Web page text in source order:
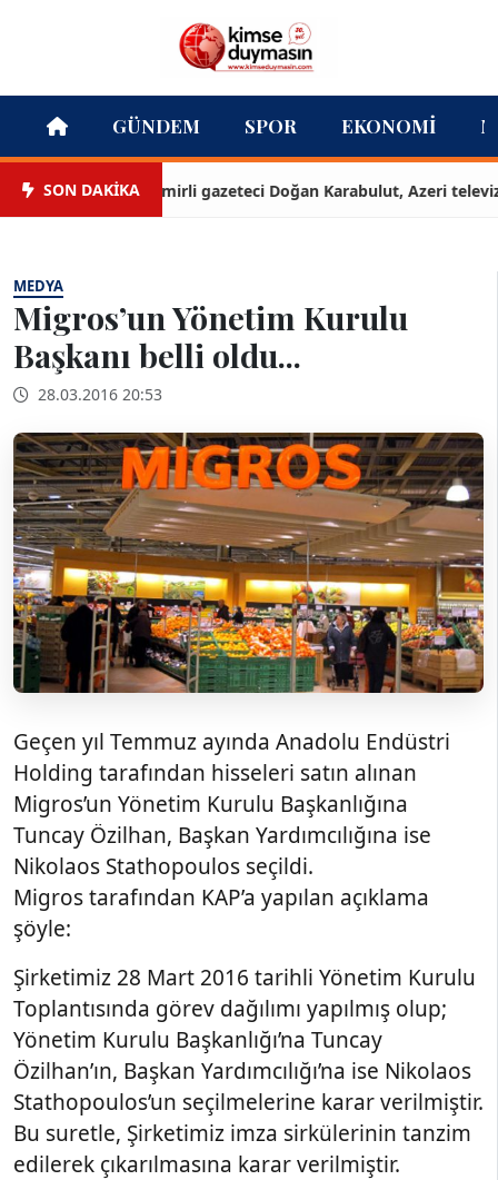
GÜNDEM SPOR EKONOMI
SON DAKİKAİzmirli gazeteci Doğan Karabulut, Azeri
MEDYA
Migros’un Yönetim Kurulu
Başkanı belli oldu...
28.03.2016 20:53
Geçen yıl Temmuz ayında Anadolu Endüstri
Holding tarafından hisseleri satın alınan
Migros’un Yönetim Kurulu Başkanlığına
Tuncay Özilhan, Başkan Yardımcılığına ise
Nikolaos Stathopoulos seçildi.
Migros tarafından KAP’a yapılan açıklama
şöyle:
Şirketimiz 28 Mart 2016 tarihli Yönetim Kurulu
Toplantısında görev dağılımı yapılmış olup;
Yönetim Kurulu Başkanlığı’na Tuncay
Özilhan’ın, Başkan Yardımcılığı’na ise Nikolaos
Stathopoulos’un seçilmelerine karar verilmiştir.
Bu suretle, Şirketimiz imza sirkülerinin tanzim
edilerek çıkarılmasına karar verilmiştir.